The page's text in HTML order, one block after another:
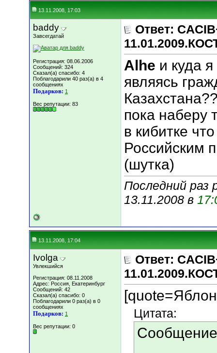
13.11.2008, 17:03
baddy
Завсегдатай
Регистрация: 08.06.2006
Сообщений: 324
Сказал(а) спасибо: 4
Поблагодарили 40 раз(а) в 4
сообщениях
Подарков: 1
Вес репутации: 83
Ответ:
Alhe и куда
являясь
пока наберу
в кибитке
Российским
(шутка)
Последний раз
13.11.2008 в
13.11.2008, 17:04
Ivolga
Увлекшийся
Регистрация: 08.11.2008
Адрес: Россия, Екатеринбург
Сообщений: 42
Сказал(а) спасибо: 0
Поблагодарили 0 раз(а) в 0
сообщениях
Подарков: 1
Вес репутации: 0
Ответ:
Цитата: